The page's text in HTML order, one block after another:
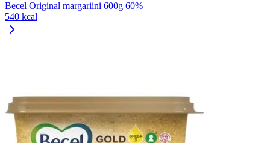
Becel Original margariini 600g 60%
540 kcal